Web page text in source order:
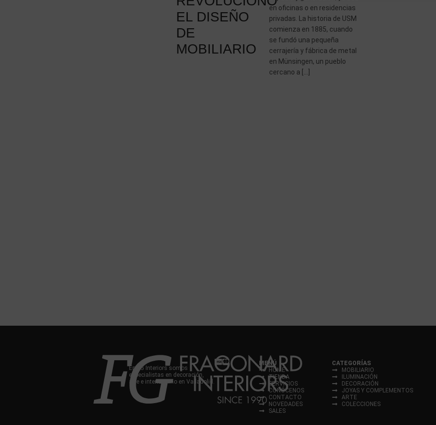
EL DISEÑO
DE
MOBILIARIO
en oficinas o en residencias
privadas. La historia de USM
comienza en 1885, cuando
se fundó una pequeña
cerrajería y fábrica de metal
en Münsingen, un pueblo
cercano a […]
En FG Interiors somos
especialistas en decoración,
arte e interiorismo en Valladolid.
MENÚ
HOME
TIENDA
SERVICIOS
CONÓCENOS
CONTACTO
NOVEDADES
SALES
CATEGORÍAS
MOBILIARIO
ILUMINACIÓN
DECORACIÓN
JOYAS Y COMPLEMENTOS
ARTE
COLECCIONES